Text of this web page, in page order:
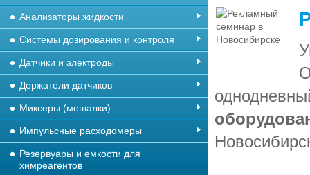
Анализаторы жидкости
Системы дозирования и контроля
Датчики и электроды
Держатели датчиков
Миксеры (мешалки)
Импульсные расходомеры
Резервуары и емкости для
химреагентов